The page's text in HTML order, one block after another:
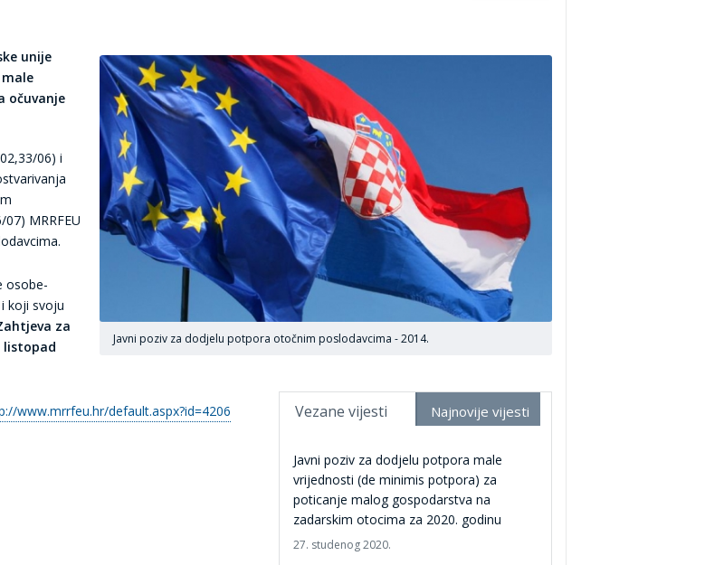
Javni poziv za dodjelu potpora otočnim poslodavcima - 2014.
Vezane vijesti Najnovije vijesti
Javni poziv za dodjelu potpora male
vrijednosti (de minimis potpora) za
poticanje malog gospodarstva na
zadarskim otocima za 2020. godinu
27. studenog 2020.
unije
očuvanje
06) i
MRRFEU
osobe-
koji svoju
za
listopad
www.mrrfeu.hr/default.aspx?id=4206